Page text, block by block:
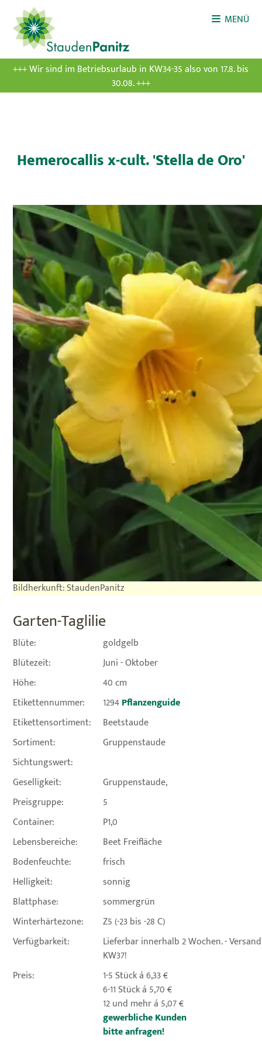
MENÜ
+++ Wir sind im Betriebsurlaub in KW34-35 also von 17.8. bis
30.08. +++
Hemerocallis x-cult. 'Stella de Oro'
Bildherkunft: StaudenPanitz
Garten-Taglilie
Blüte:
goldgelb
Blütezeit:
Juni - Oktober
Höhe:
40 cm
Etikettennummer:
1294Pflanzenguide
Etikettensortiment:
Beetstaude
Sortiment:
Gruppenstaude
Sichtungswert:
Geselligkeit:
Gruppenstaude,
Preisgruppe:
5
Container:
P1,0
Lebensbereiche:
Beet Freifläche
Bodenfeuchte:
frisch
Helligkeit:
sonnig
Blattphase:
sommergrün
Winterhärtezone:
Z5 (-23 bis -28 C)
Verfügbarkeit:
Lieferbar innerhalb 2 Wochen. -
KW37!
Preis:
1-5 Stück á 6,33 €
6-11 Stück á 5,70 €
12 und mehr á 5,07 €
gewerbliche Kunden
bitte anfragen!